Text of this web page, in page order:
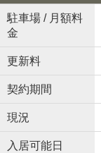
駐車場 / 月額料
金
更新料
契約期間
現況
入居可能日